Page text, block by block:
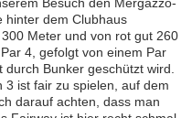
hinter dem Clubhaus
Meter und von rot gut 260
4, gefolgt von einem Par
Bunker geschützt wird.
3 ist fair zu spielen, auf dem
darauf achten, dass man